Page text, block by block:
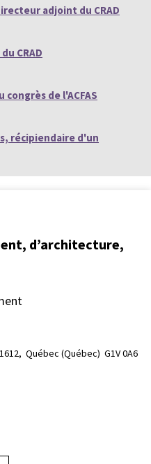
adjoint du CRAD
CRAD
congrès de l'ACFAS
récipiendaire d'un
d’architecture,
Québec (Québec)  G1V 0A6